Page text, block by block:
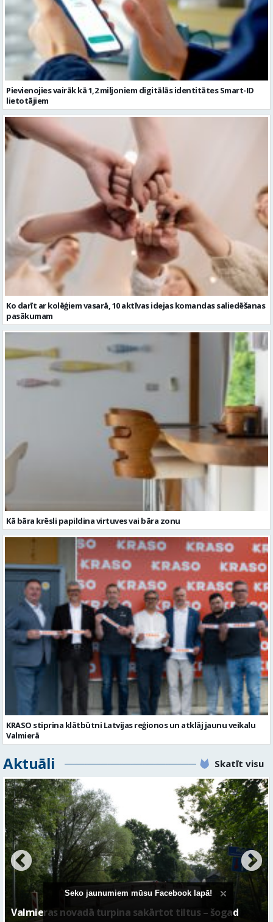
Pievienojies vairāk kā 1,2 miljoniem digitālās identitātes Smart-ID
lietotājiem
Ko darīt ar kolēģiem vasarā, 10 aktīvas idejas komandas saliedēšanas
pasākumam
Kā bāra krēsli papildina virtuves vai bāra zonu
KRASO stiprina klātbūtni Latvijas reģionos un atklāj jaunu veikalu
Valmierā
Aktuāli Skatīt visu
No pagaidu teātra līdz laikmetīgās kultūras centram
– kā attīstīsies “Kurtuve”
Seko jaunumiem mūsu Facebook lapā!